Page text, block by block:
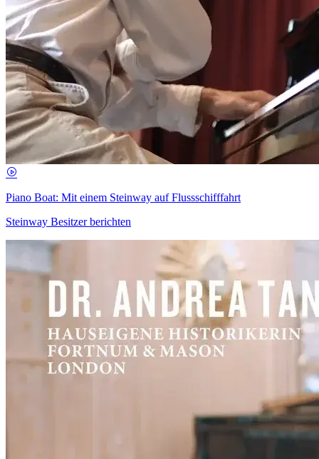
Piano Boat: Mit einem Steinway auf Flussschifffahrt
Steinway Besitzer berichten